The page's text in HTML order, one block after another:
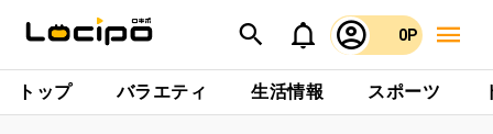
0P
トップ バラエティ 生活情報 スポーツ